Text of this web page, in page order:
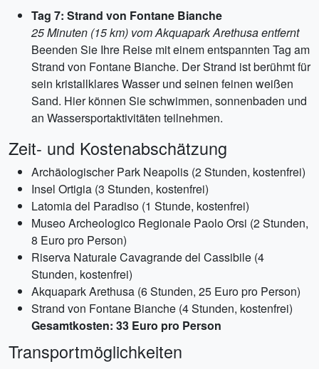
Tag 7: Strand von Fontane Bianche
25 Minuten (15 km) vom Akquapark Arethusa entfernt
Beenden Sie Ihre Reise mit einem entspannten Tag am
Strand von Fontane Bianche. Der Strand ist berühmt für
sein kristallklares Wasser und seinen feinen weißen
Sand. Hier können Sie schwimmen, sonnenbaden und
an Wassersportaktivitäten teilnehmen.
Zeit- und Kostenabschätzung
Archäologischer Park Neapolis (2 Stunden, kostenfrei)
Insel Ortigia (3 Stunden, kostenfrei)
Latomia del Paradiso (1 Stunde, kostenfrei)
Museo Archeologico Regionale Paolo Orsi (2 Stunden,
8 Euro pro Person)
Riserva Naturale Cavagrande del Cassibile (4
Stunden, kostenfrei)
Akquapark Arethusa (6 Stunden, 25 Euro pro Person)
Strand von Fontane Bianche (4 Stunden, kostenfrei)
Gesamtkosten: 33 Euro pro Person
Transportmöglichkeiten